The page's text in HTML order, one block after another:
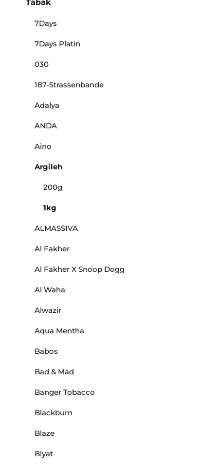
Tabak
7Days
7Days Platin
030
187-Strassenbande
Adalya
ANDA
Aino
Argileh
200g
1kg
ALMASSIVA
Al Fakher
Al Fakher X Snoop Dogg
Al Waha
Alwazir
Aqua Mentha
Babos
Bad & Mad
Banger Tobacco
Blackburn
Blaze
Blyat